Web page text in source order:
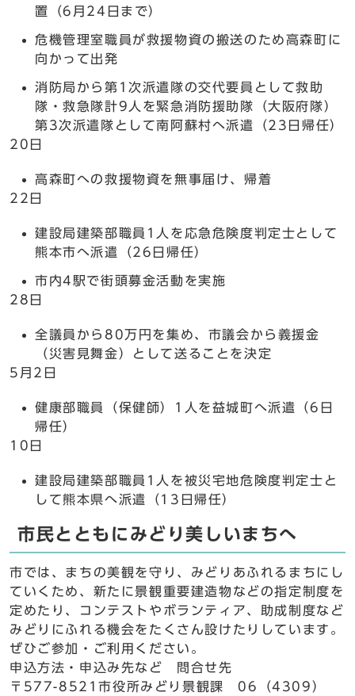
置（6月24日まで）
危機管理室職員が救援物資の搬送のため高森町に
向かって出発
消防局から第1次派遣隊の交代要員として救助
隊・救急隊計9人を緊急消防援助隊（大阪府隊）
第3次派遣隊として南阿蘇村へ派遣（23日帰任）
20日
高森町への救援物資を無事届け、帰着
22日
建設局建築部職員1人を応急危険度判定士として
熊本市へ派遣（26日帰任）
市内4駅で街頭募金活動を実施
28日
全議員から80万円を集め、市議会から義援金
（災害見舞金）として送ることを決定
5月2日
健康部職員（保健師）1人を益城町へ派遣（6日
帰任）
10日
建設局建築部職員1人を被災宅地危険度判定士と
して熊本県へ派遣（13日帰任）
市民とともにみどり美しいまちへ
市では、まちの美観を守り、みどりあふれるまちにし
ていくため、新たに景観重要建造物などの指定制度を
定めたり、コンテストやボランティア、助成制度など
みどりにふれる機会をたくさん設けたりしています。
ぜひご参加・ご利用ください。
申込方法・申込み先など 問合せ先
〒577-8521市役所みどり景観課 06（4309）